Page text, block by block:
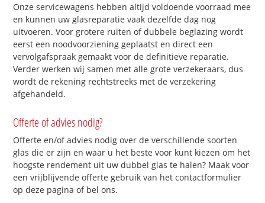
Onze servicewagens hebben altijd voldoende voorraad mee
en kunnen uw glasreparatie vaak dezelfde dag nog
uitvoeren. Voor grotere ruiten of dubbele beglazing wordt
eerst een noodvoorziening geplaatst en direct een
vervolgafspraak gemaakt voor de definitieve reparatie.
Verder werken wij samen met alle grote verzekeraars, dus
wordt de rekening rechtstreeks met de verzekering
afgehandeld.
Offerte of advies nodig?
Offerte en/of advies nodig over de verschillende soorten
glas die er zijn en waar u het beste voor kunt kiezen om het
hoogste rendement uit uw dubbel glas te halen? Maak voor
een vrijblijvende offerte gebruik van het contactformulier
op deze pagina of bel ons.